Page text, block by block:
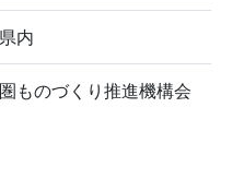
内
ものづくり推進機構会